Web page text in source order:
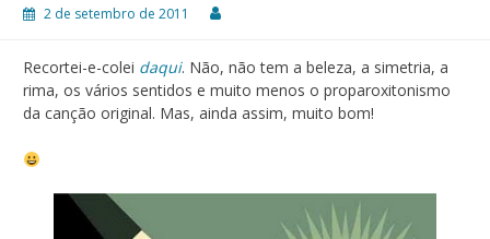
2 de setembro de 2011
Recortei-e-colei daqui. Não, não tem a beleza, a simetria, a
rima, os vários sentidos e muito menos o proparoxitonismo
da canção original. Mas, ainda assim, muito bom!